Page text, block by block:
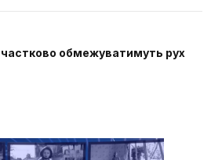
частково обмежуватимуть рух